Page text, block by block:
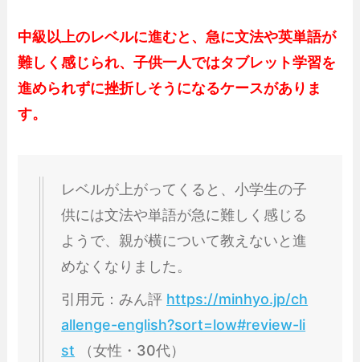
中級以上のレベルに進むと、急に文法や英単語が
難しく感じられ、子供一人ではタブレット学習を
進められずに挫折しそうになるケースがありま
す。
レベルが上がってくると、小学生の子
供には文法や単語が急に難しく感じる
ようで、親が横について教えないと進
めなくなりました。
引用元：みん評 https://minhyo.jp/ch
allenge-english?sort=low#review-li
st （女性・30代）